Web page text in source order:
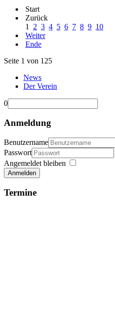
Start
Zurück
1
2 3 4 5 6 7 8 9 10
Weiter
Ende
Seite 1 von 125
News
Der Verein
0
Anmeldung
Benutzername
Passwort
Angemeldet bleiben
Anmelden
Termine